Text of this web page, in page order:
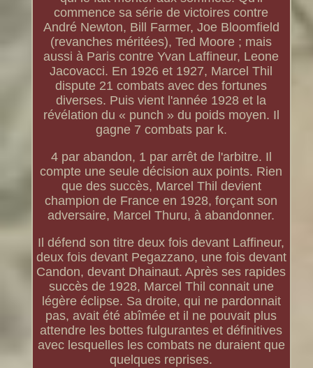
commence sa série de victoires contre
André Newton, Bill Farmer, Joe Bloomfield
(revanches méritées), Ted Moore ; mais
aussi à Paris contre Yvan Laffineur, Leone
Jacovacci. En 1926 et 1927, Marcel Thil
dispute 21 combats avec des fortunes
diverses. Puis vient l'année 1928 et la
révélation du « punch » du poids moyen. Il
gagne 7 combats par k.
4 par abandon, 1 par arrêt de l'arbitre. Il
compte une seule décision aux points. Rien
que des succès, Marcel Thil devient
champion de France en 1928, forçant son
adversaire, Marcel Thuru, à abandonner.
Il défend son titre deux fois devant Laffineur,
deux fois devant Pegazzano, une fois devant
Candon, devant Dhainaut. Après ses rapides
succès de 1928, Marcel Thil connait une
légère éclipse. Sa droite, qui ne pardonnait
pas, avait été abîmée et il ne pouvait plus
attendre les bottes fulgurantes et définitives
avec lesquelles les combats ne duraient que
quelques reprises.